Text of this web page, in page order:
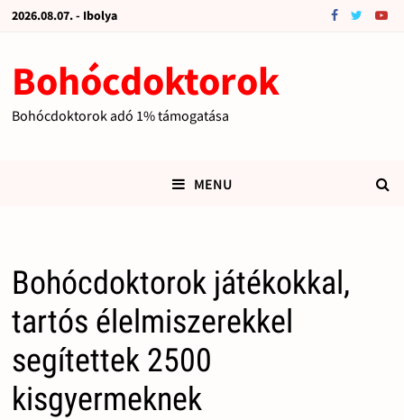
2026.08.07. - Ibolya
Bohócdoktorok
Bohócdoktorok adó 1% támogatása
MENU
Bohócdoktorok játékokkal,
tartós élelmiszerekkel
segítettek 2500
kisgyermeknek